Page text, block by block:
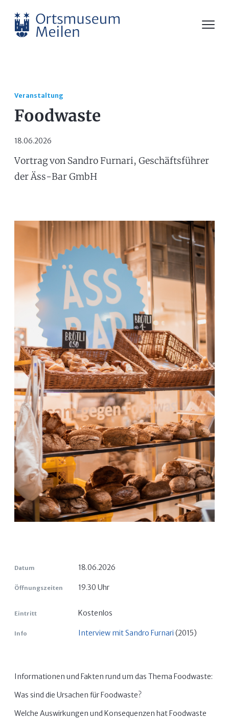
Veranstaltung
Foodwaste
18.06.2026
Vortrag von Sandro Furnari, Geschäftsführer
der Äss-Bar GmbH
Datum 18.06.2026
Öffnungszeiten 19.30 Uhr
Eintritt Kostenlos
Info Interview mit Sandro Furnari (2015)
Informationen und Fakten rund um das Thema Foodwaste:
Was sind die Ursachen für Foodwaste?
Welche Auswirkungen und Konsequenzen hat Foodwaste